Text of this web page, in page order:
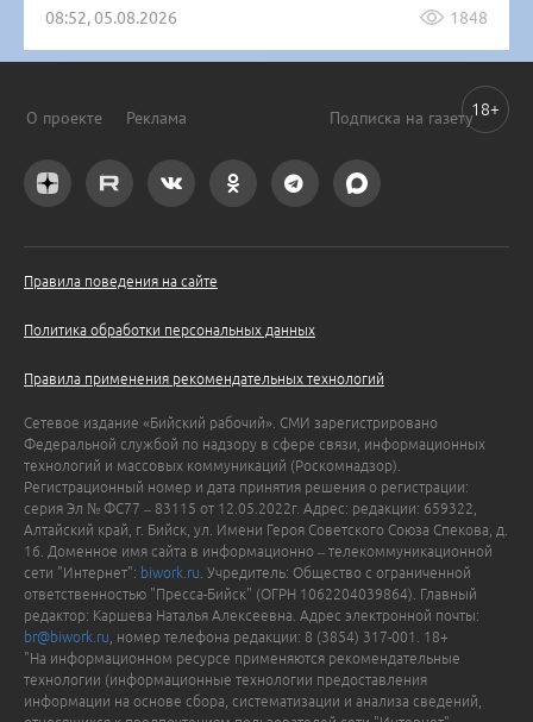
08:52, 05.08.2026 1848
О проекте Реклама Подписка на газету
Правила поведения на сайте
Политика обработки персональных данных
Правила применения рекомендательных технологий
Сетевое издание «Бийский рабочий». СМИ зарегистрировано
Федеральной службой по надзору в сфере связи, информационных
технологий и массовых коммуникаций (Роскомнадзор).
Регистрационный номер и дата принятия решения о регистрации:
серия Эл № ФС77 – 83115 от 12.05.2022г. Адрес: редакции: 659322,
Алтайский край, г. Бийск, ул. Имени Героя Советского Союза Спекова, д.
16. Доменное имя сайта в информационно – телекоммуникационной
сети "Интернет": biwork.ru . Учредитель: Общество с ограниченной
ответственностью "Пресса-Бийск" (ОГРН 1062204039864). Главный
редактор: Каршева Наталья Алексеевна. Адрес электронной почты:
br@biwork.ru , номер телефона редакции: 8 (3854) 317-001. 18+
"На информационном ресурсе применяются рекомендательные
технологии (информационные технологии предоставления
информации на основе сбора, систематизации и анализа сведений,
18+